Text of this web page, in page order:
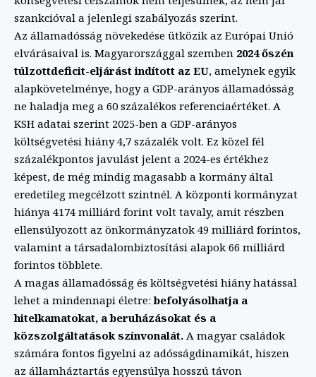
szankcióval a jelenlegi szabályozás szerint.
Az államadósság növekedése ütközik az Európai Unió
elvárásaival is. Magyarországgal szemben 2024 őszén
túlzottdeficit-eljárást indított az EU, amelynek egyik
alapkövetelménye, hogy a GDP-arányos államadósság
ne haladja meg a 60 százalékos referenciaértéket. A
KSH adatai szerint 2025-ben a GDP-arányos
költségvetési hiány 4,7 százalék volt. Ez közel fél
százalékpontos javulást jelent a 2024-es értékhez
képest, de még mindig magasabb a kormány által
eredetileg megcélzott szintnél. A központi kormányzat
hiánya 4174 milliárd forint volt tavaly, amit részben
ellensúlyozott az önkormányzatok 49 milliárd forintos,
valamint a társadalombiztosítási alapok 66 milliárd
forintos többlete.
A magas államadósság és költségvetési hiány hatással
lehet a mindennapi életre:befolyásolhatja a
hitelkamatokat, a beruházásokat és a
közszolgáltatások színvonalát. A magyar családok
számára fontos figyelni az adósságdinamikát, hiszen
az államháztartás egyensúlya hosszú távon